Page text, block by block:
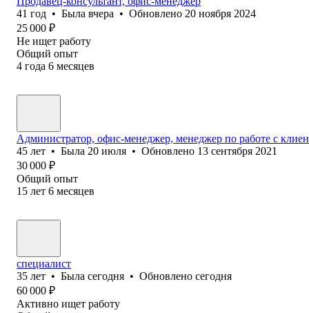
41 год • Была вчера • Обновлено 20 ноября 2024
25 000 ₽
Не ищет работу
Общий опыт
4 года 6 месяцев
Администратор, офис-менеджер, менеджер по работе с
45 лет • Была 20 июля • Обновлено 13 сентября 2021
30 000 ₽
Общий опыт
15 лет 6 месяцев
специалист
35 лет • Была сегодня • Обновлено сегодня
60 000 ₽
Активно ищет работу